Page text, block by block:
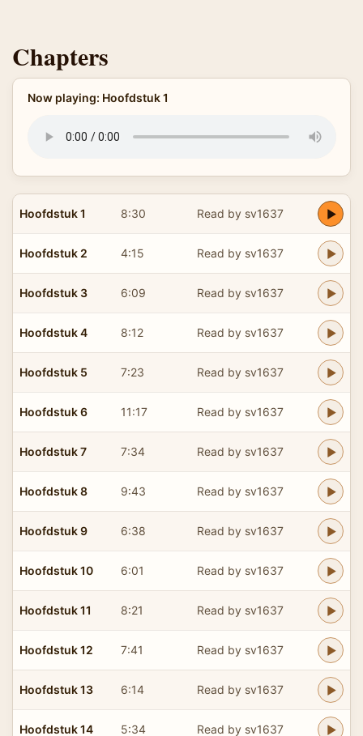
Chapters
Now playing: Hoofdstuk 1
Hoofdstuk 1 8:30 Read by sv1637
Hoofdstuk 2 4:15 Read by sv1637
Hoofdstuk 3 6:09 Read by sv1637
Hoofdstuk 4 8:12 Read by sv1637
Hoofdstuk 5 7:23 Read by sv1637
Hoofdstuk 6 11:17 Read by sv1637
Hoofdstuk 7 7:34 Read by sv1637
Hoofdstuk 8 9:43 Read by sv1637
Hoofdstuk 9 6:38 Read by sv1637
Hoofdstuk 10 6:01 Read by sv1637
Hoofdstuk 11 8:21 Read by sv1637
Hoofdstuk 12 7:41 Read by sv1637
Hoofdstuk 13 6:14 Read by sv1637
Hoofdstuk 14 5:34 Read by sv1637